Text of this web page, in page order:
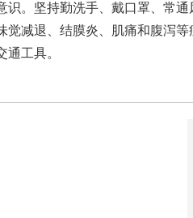
识。坚持勤洗手、戴口罩、常
觉减退、结膜炎、肌痛和腹泻
工具。